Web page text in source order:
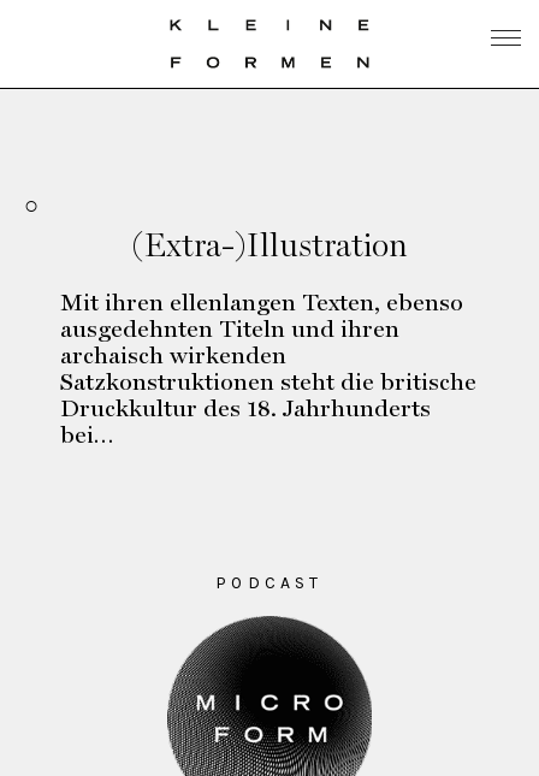
(Extra-)Illustration
Mit ihren ellenlangen Texten, ebenso
ausgedehnten Titeln und ihren
archaisch wirkenden
Satzkonstruktionen steht die britische
Druckkultur des 18. Jahrhunderts
bei…
PODCAST